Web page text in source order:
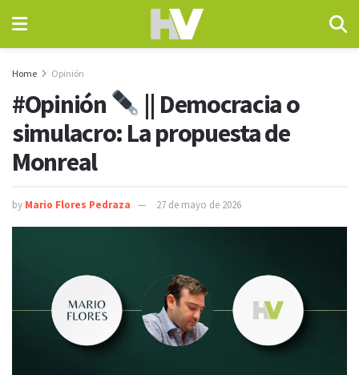
Home Opinión
#Opinión
|| Democracia o
simulacro: La propuesta de
Monreal
by Mario Flores Pedraza 27 de mayo de 2026